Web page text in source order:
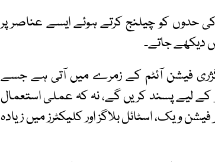
حدوں کو چیلنج کرتے ہوئے ایسے عناصر پر
دیکھے جاتے۔
فیشن آئٹم کے زمرے میں آتی ہے جسے
کے لیے پسند کریں گے، نہ کہ عملی استعمال
ویک، اسٹائل بلاگز اور کلیکٹرز میں زیادہ